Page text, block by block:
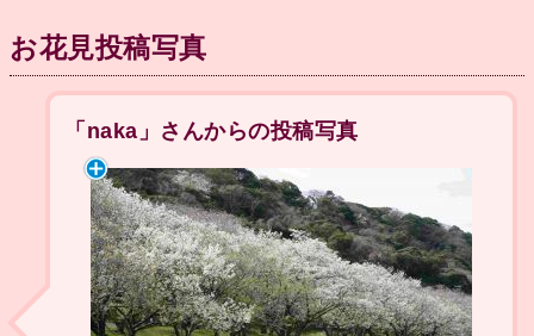
お花見投稿写真
「naka」さんからの投稿写真